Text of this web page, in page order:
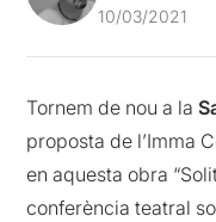
10/03/2021
Tornem de nou a la
proposta de l’Imma
en aquesta obra
conferència teatral